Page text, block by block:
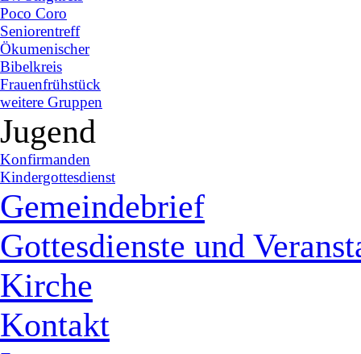
Poco Coro
Seniorentreff
Ökumenischer
Bibelkreis
Frauenfrühstück
weitere Gruppen
Jugend
Konfirmanden
Kindergottesdienst
Gemeindebrief
Gottesdienste und
Kirche
Kontakt